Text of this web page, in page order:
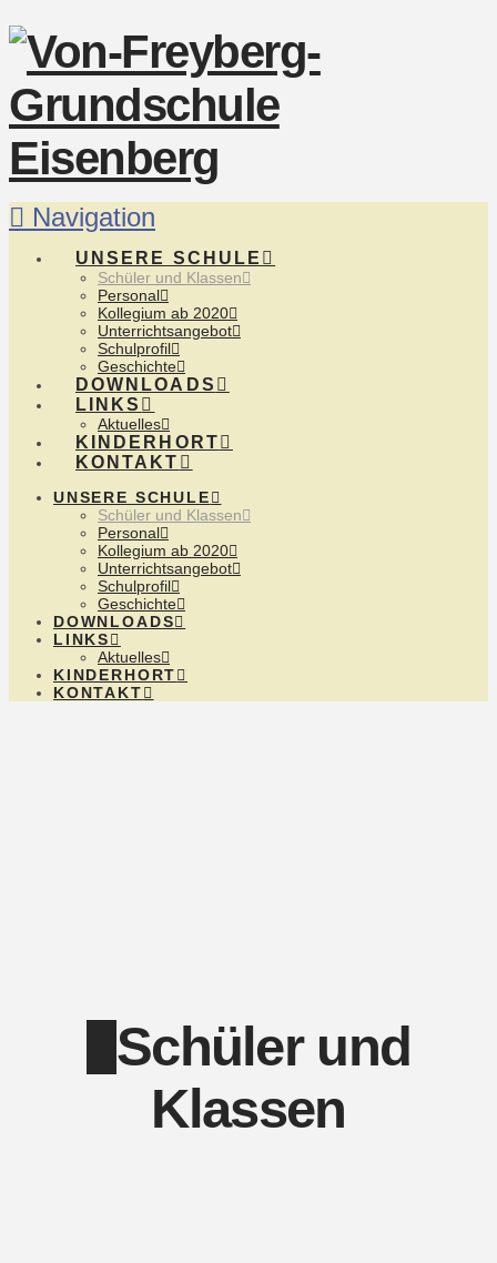
Navigation
UNSERE SCHULE
Schüler und Klassen
Personal
Kollegium ab 2020
Unterrichtsangebot
Schulprofil
Geschichte
DOWNLOADS
LINKS
Aktuelles
KINDERHORT
KONTAKT
UNSERE SCHULE
Schüler und Klassen
Personal
Kollegium ab 2020
Unterrichtsangebot
Schulprofil
Geschichte
DOWNLOADS
LINKS
Aktuelles
KINDERHORT
KONTAKT
Schüler und
Klassen